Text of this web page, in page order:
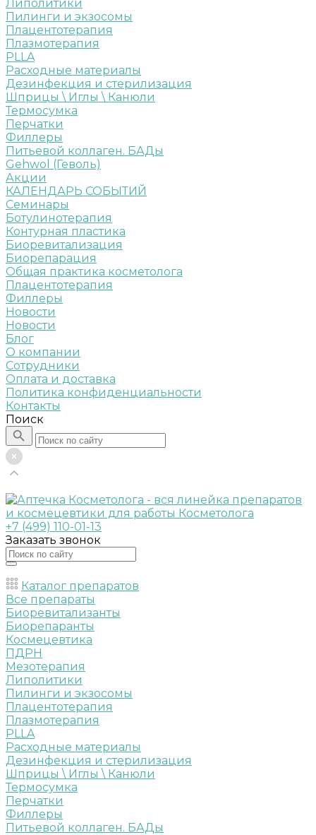
Липолитики
Пилинги и экзосомы
Плацентотерапия
Плазмотерапия
PLLA
Расходные материалы
Дезинфекция и стерилизация
Шприцы \ Иглы \ Канюли
Термосумка
Перчатки
Филлеры
Питьевой коллаген. БАДы
Gehwol (Геволь)
Акции
КАЛЕНДАРЬ СОБЫТИЙ
Семинары
Ботулинотерапия
Контурная пластика
Биоревитализация
Биорепарация
Общая практика косметолога
Плацентотерапия
Филлеры
Новости
Новости
Блог
О компании
Сотрудники
Оплата и доставка
Политика конфиденциальности
Контакты
Поиск
+7 (499) 110-01-13
Заказать звонок
Каталог препаратов
Все препараты
Биоревитализанты
Биорепаранты
Космецевтика
ПДРН
Мезотерапия
Липолитики
Пилинги и экзосомы
Плацентотерапия
Плазмотерапия
PLLA
Расходные материалы
Дезинфекция и стерилизация
Шприцы \ Иглы \ Канюли
Термосумка
Перчатки
Филлеры
Питьевой коллаген. БАДы